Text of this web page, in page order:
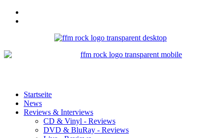
Startseite
News
Reviews & Interviews
CD & Vinyl - Reviews
DVD & BluRay - Reviews